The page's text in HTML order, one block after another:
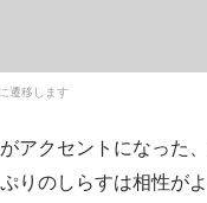
遷移します
アクセントになった
りのしらすは相性が